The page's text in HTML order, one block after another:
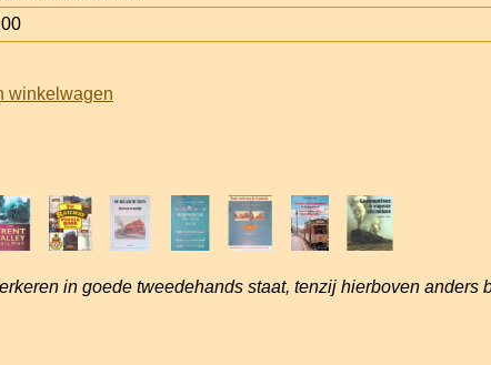
winkelwagen
in goede tweedehands staat, tenzij hierboven